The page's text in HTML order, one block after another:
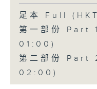
足本 Full
第一部份
01:00)
第二部份
02:00)